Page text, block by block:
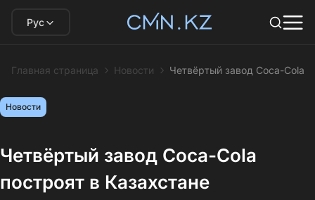
Рус
Главная страница Новости Четвёртый завод Coca-Cola
Новости
Четвёртый завод Coca-Cola
построят в Казахстане